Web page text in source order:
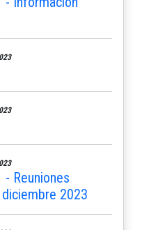
- Reuniones
2023